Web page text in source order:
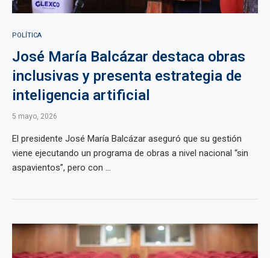
POLÍTICA
José María Balcázar destaca obras
inclusivas y presenta estrategia de
inteligencia artificial
5 mayo, 2026
El presidente José María Balcázar aseguró que su gestión
viene ejecutando un programa de obras a nivel nacional “sin
aspavientos”, pero con ...